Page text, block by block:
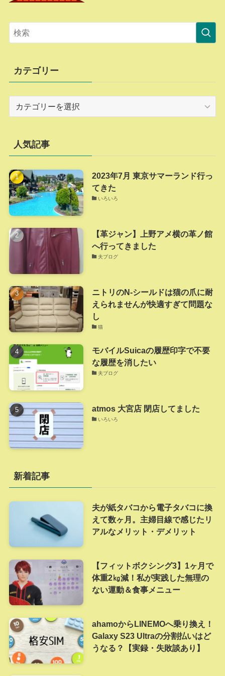
カテゴリー
ー
人気記事
2023年7月 東京サマーランド行っ
てきた
いろいろ
【革ジャン】上野アメ横の革ノ館
へ行ってきました
夫ブログ
ニトリのN-シールドは猫の爪に耐
えられませんが快適すぎて問題な
し
猫
モバイルSuicaの履歴印字で不要
な履歴を消したい
夫ブログ
atmos 大宮店 閉店してました
いろいろ
新着記事
夫が紙タバコから電子タバコに換
えて数ヶ月。主婦目線で感じたリ
アルなメリット・デメリット
【フィットボクシング3】1ヶ月で
体重2㎏減！私が実践した無理の
ない運動＆食事メニュー
ahamoからLINEMOへ乗り換え！
Galaxy S23 Ultraの分割払いはど
うなる？【実録・失敗談あり】